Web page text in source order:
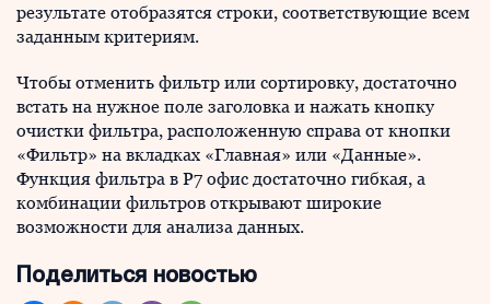
результате отобразятся строки, соответствующие всем
заданным критериям.
Чтобы отменить фильтр или сортировку, достаточно
встать на нужное поле заголовка и нажать кнопку
очистки фильтра, расположенную справа от кнопки
«Фильтр» на вкладках «Главная» или «Данные».
Функция фильтра в Р7 офис достаточно гибкая, а
комбинации фильтров открывают широкие
возможности для анализа данных.
Поделиться новостью